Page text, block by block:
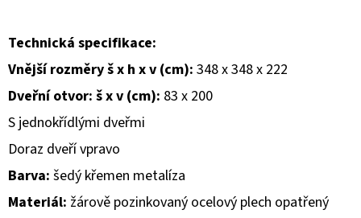
Technická specifikace:
Vnější rozměry š x h x v (cm): 348 x 348 x 222
Dveřní otvor: š x v (cm): 83 x 200
S jednokřídlými dveřmi
Doraz dveří vpravo
Barva: šedý křemen metalíza
Materiál: žárově pozinkovaný ocelový plech opatřený
T
?